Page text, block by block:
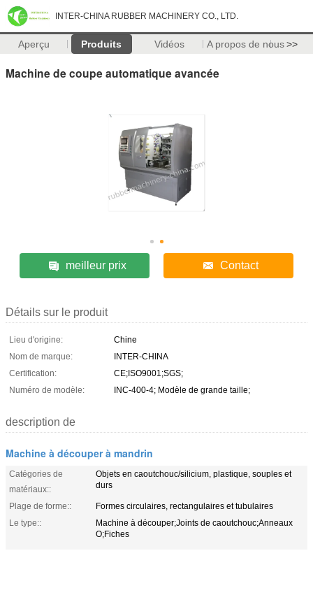
INTER-CHINA RUBBER MACHINERY CO., LTD.
Aperçu Produits Vidéos A propos de nous>>
Machine de coupe automatique avancée
meilleur prix Contact
Détails sur le produit
Lieu d'origine:
Chine
Nom de marque:
INTER-CHINA
Certification:
CE;ISO9001;SGS;
Numéro de modèle:
INC-400-4; Modèle de grande taille;
description de
Machine à découper à mandrin
Catégories de
matériaux::
Objets en caoutchouc/silicium, plastique, souples et
durs
Plage de forme::
Formes circulaires, rectangulaires et tubulaires
Le type::
Machine à découper;Joints de caoutchouc;Anneaux
O;Fiches